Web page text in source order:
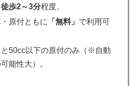
徒歩2～3分程度。
原付ともに 「無料」 で利用可
と50cc以下の原付のみ（※自動
能性大）。